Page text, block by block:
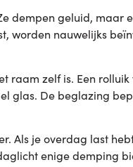
dempen geluid, maar
worden nauwelijks
raam zelf is. Een rolluik
glas. De beglazing
Als je overdag last
enige demping